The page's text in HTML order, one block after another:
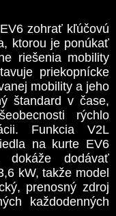
zohrať kľúčovú
ktorou je ponúkať
riešenia mobility
priekopnícke
mobility a jeho
štandard v čase,
rýchlo
Funkcia V2L
na kurte EV6
dodávať
kW, takže model
prenosný zdroj
každodenných